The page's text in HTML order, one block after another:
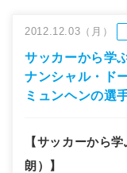
2012.12.03（月）
サッカーから学
ナンシャル・ド
ミュンヘンの選
【サッカーから
朗）】